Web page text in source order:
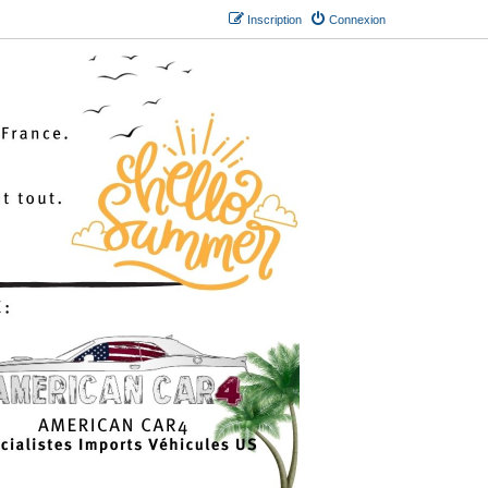
Connexion
Inscription